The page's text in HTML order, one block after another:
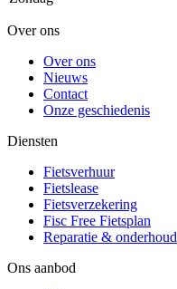
Over ons
Over ons
Nieuws
Contact
Onze geschiedenis
Diensten
Fietsverhuur
Fietslease
Fietsverzekering
Fisc Free Fietsplan
Reparatie & onderhoud
Ons aanbod